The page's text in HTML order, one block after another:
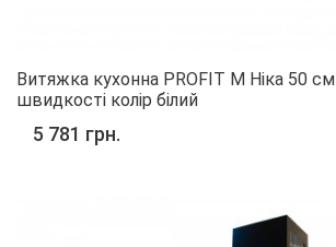
Витяжка кухонна PROFIT M Ніка 50
швидкості колір білий
5 781 грн.